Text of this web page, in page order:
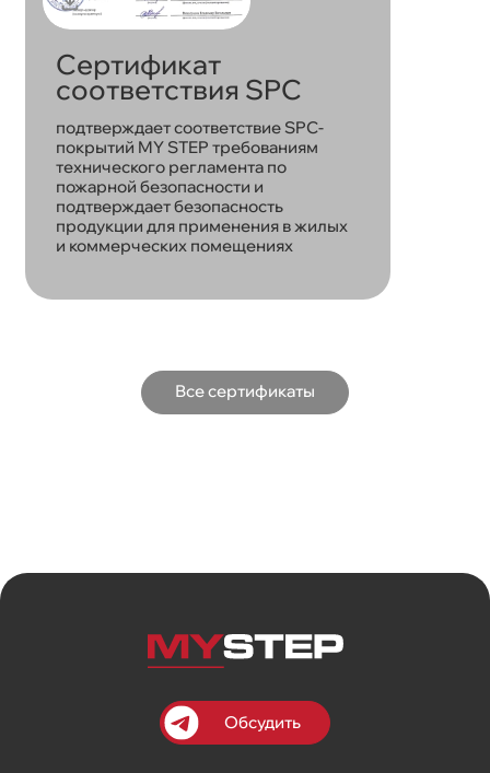
Сертификат
соответствия SPC
подтверждает соответствие SPC-
покрытий MY STEP требованиям
технического регламента по
пожарной безопасности и
подтверждает безопасность
продукции для применения в жилых
и коммерческих помещениях
Все сертификаты
Обсудить